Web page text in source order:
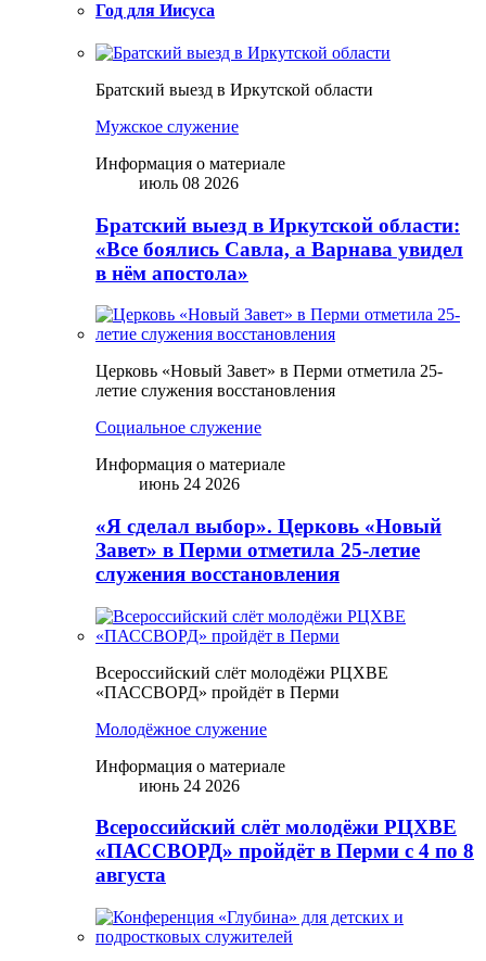
Год для Иисуса
Братский выезд в Иркутской области
Мужское служение
Информация о материале
июль 08 2026
Братский выезд в Иркутской области:
«Все боялись Савла, а Варнава увидел
в нём апостола»
Церковь «Новый Завет» в Перми отметила 25-
летие служения восстановления
Социальное служение
Информация о материале
июнь 24 2026
«Я сделал выбор». Церковь «Новый
Завет» в Перми отметила 25-летие
служения восстановления
Всероссийский слёт молодёжи РЦХВЕ
«ПАССВОРД» пройдёт в Перми
Молодёжное служение
Информация о материале
июнь 24 2026
Всероссийский слёт молодёжи РЦХВЕ
«ПАССВОРД» пройдёт в Перми с 4 по 8
августа